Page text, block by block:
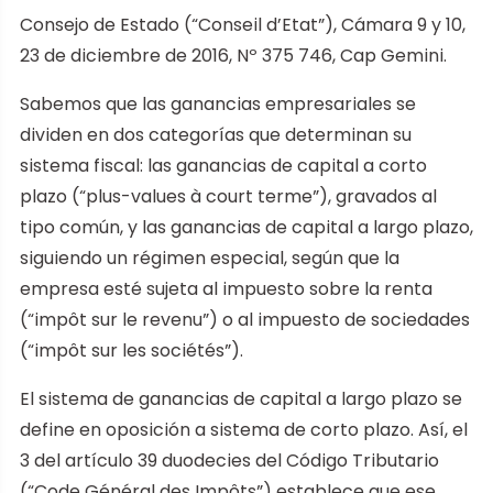
Consejo de Estado (“Conseil d’Etat”), Cámara 9 y 10,
23 de diciembre de 2016, Nº 375 746, Cap Gemini.
Sabemos que las ganancias empresariales se
dividen en dos categorías que determinan su
sistema fiscal: las ganancias de capital a corto
plazo (“plus-values à court terme”), gravados al
tipo común, y las ganancias de capital a largo plazo,
siguiendo un régimen especial, según que la
empresa esté sujeta al impuesto sobre la renta
(“impôt sur le revenu”) o al impuesto de sociedades
(“impôt sur les sociétés”).
El sistema de ganancias de capital a largo plazo se
define en oposición a sistema de corto plazo. Así, el
3 del artículo 39 duodecies del Código Tributario